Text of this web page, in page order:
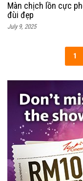
Màn chịch lồn cực
đùi đẹp
July 9, 2025
1